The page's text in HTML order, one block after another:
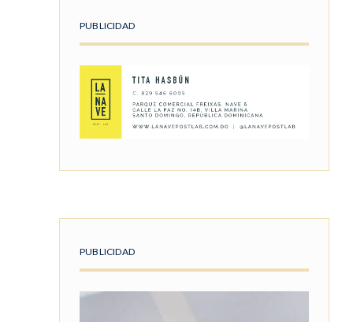
PUBLICIDAD
PUBLICIDAD